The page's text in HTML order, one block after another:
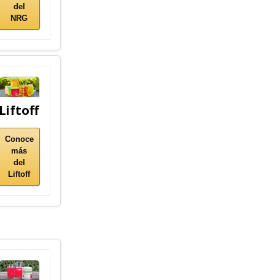
del
NRG
Liftoff
Conoce
más
del
Liftoff